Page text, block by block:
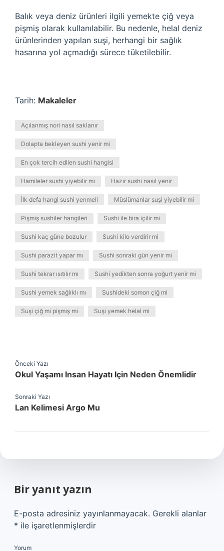
Balık veya deniz ürünleri ilgili yemekte çiğ veya
pişmiş olarak kullanılabilir. Bu nedenle, helal deniz
ürünlerinden yapılan suşi, herhangi bir sağlık
hasarına yol açmadığı sürece tüketilebilir.
Tarih: Makaleler
Açılanmış nori nasıl saklanır
Dolapta bekleyen sushi yenir mi
En çok tercih edilen sushi hangisi
Hamileler sushi yiyebilir mi Hazır sushi nasıl yenir
İlk defa hangi sushi yenmeli Müslümanlar suşi yiyebilir mi
Pişmiş sushiler hangileri Sushi ile bira içilir mi
Sushi kaç güne bozulur Sushi kilo verdirir mi
Sushi parazit yapar mı Sushi sonraki gün yenir mi
Sushi tekrar ısıtılır mı Sushi yedikten sonra yoğurt yenir mi
Sushi yemek sağlıklı mı Sushideki somon çiğ mi
Suşi çiğ mi pişmiş mi Suşi yemek helal mi
Önceki Yazı
Okul Yaşamı Insan Hayatı Için Neden Önemlidir
Sonraki Yazı
Lan Kelimesi Argo Mu
Bir yanıt yazın
E-posta adresiniz yayınlanmayacak. Gerekli alanlar
* ile işaretlenmişlerdir
Yorum